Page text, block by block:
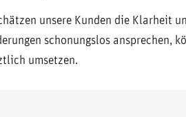
unsere Kunden die Klarheit
schonungslos ansprechen,
umsetzen.